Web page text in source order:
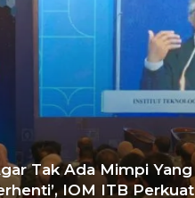
Tak Ada Mimpi Yang
IOM ITB Perkuat